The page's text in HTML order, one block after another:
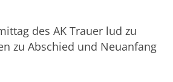
des AK Trauer lud zu
zu Abschied und Neuanfang